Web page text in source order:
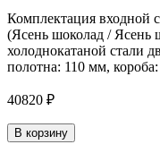
Комплектация входной
(Ясень шоколад / Ясень
холоднокатаной стали
полотна: 110 мм, короба:
40820 ₽
В корзину